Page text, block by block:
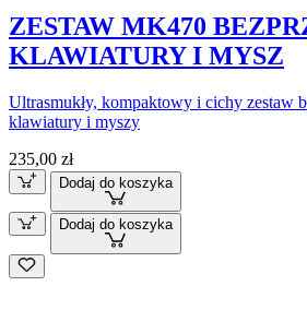
ZESTAW MK470
KLAWIATURY I MYSZ
Ultrasmukły, kompaktowy i cichy zestaw
klawiatury i myszy
235,00 zł
Dodaj do koszyka
Dodaj do koszyka